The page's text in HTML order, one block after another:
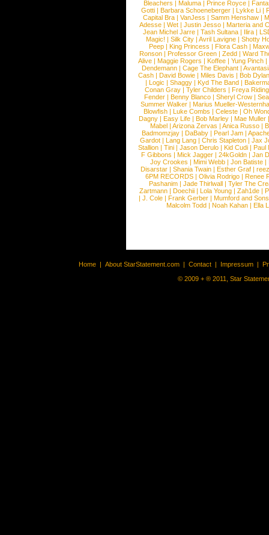
Bleachers | Maluma | Prince Royce |
Gotti |Barbara Schoeneberger |Lykke Li |
Capital Bra |VanJess |Samm Henshaw |
Adesse |Wet |Justin Jesso |Marteria and
Jean Michel Jarre |Tash Sultana | Ilira |
Magic! | Silk City | Avril Lavigne | Shotty
Peep |King Princess |Flora Cash |
Ronson |Professor Green |Zedd |Ward
Alive |Maggie Rogers |Koffee |Yung Pinch |
Dendemann |Cage The Elephant |
Cash | David Bowie | Miles Davis | Bob Dylan
|Logic |Shaggy |Kyd The Band |
Conan Gray |Tyler Childers |Freya
Fender |Benny Blanco |Sheryl Crow |
Summer Walker |Marius Mueller-
Blowfish | Luke Combs | Celeste | Oh
Dagny |Easy Life |Bob Marley |Mae Muller
Mabel |Arizona Zervas |Anica Russo |
Badmomzjay |DaBaby |Pearl Jam |
Gardot | Lang Lang | Chris Stapleton | Jax
Stallion |Tini |Jason Derulo |Kid Cudi |Paul
F Gibbons | Mick Jagger | 24kGoldn | Jan
Joy Crookes | Mimi Webb | Jon Batiste |
Disarstar | Shania Twain | Esther Graf |
6PM RECORDS | Olivia Rodrigo | Renee
Pashanim |Jade Thirlwall |Tyler The
Zartmann | Doechii | Lola Young | Zah1de |
| J. Cole | Frank Gerber | Mumford and Sons
Malcolm Todd | Noah Kahan | Ella
Home | About StarStatement.com | Contact | Impressum |
© 2009 + ® 2011, Star